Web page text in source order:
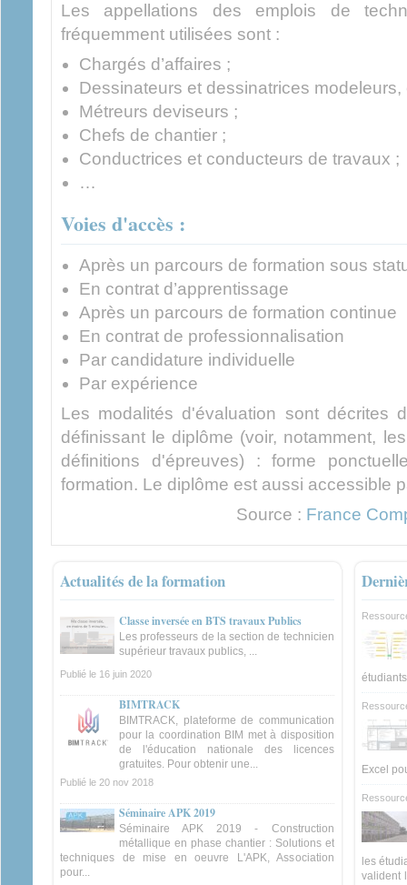
Les appellations des emplois de
fréquemment utilisées sont :
Chargés d’affaires ;
Dessinateurs et dessinatrices
Métreurs deviseurs ;
Chefs de chantier ;
Conductrices et conducteurs de travaux ;
…
Voies d'accès :
Après un parcours de formation sous
En contrat d’apprentissage
Après un parcours de formation continue
En contrat de professionnalisation
Par candidature individuelle
Par expérience
Les modalités d'évaluation sont décrites
définissant le diplôme (voir, notamment,
définitions d'épreuves) : forme
formation. Le diplôme est aussi accessible
Source : France
Actualités de la formation
Classe inversée en BTS travaux Publics
Les professeurs de la section de technicien
supérieur travaux publics, ...
Publié le 16 juin 2020
BIMTRACK
BIMTRACK, plateforme de communication
pour la coordination BIM met à disposition
de l'éducation nationale des licences
gratuites. Pour obtenir une...
Publié le 20 nov 2018
Séminaire APK 2019
Séminaire APK 2019 - Construction
métallique en phase chantier : Solutions et
techniques de mise en oeuvre L'APK, Association
pour...
étudiants
Excel
les
valident